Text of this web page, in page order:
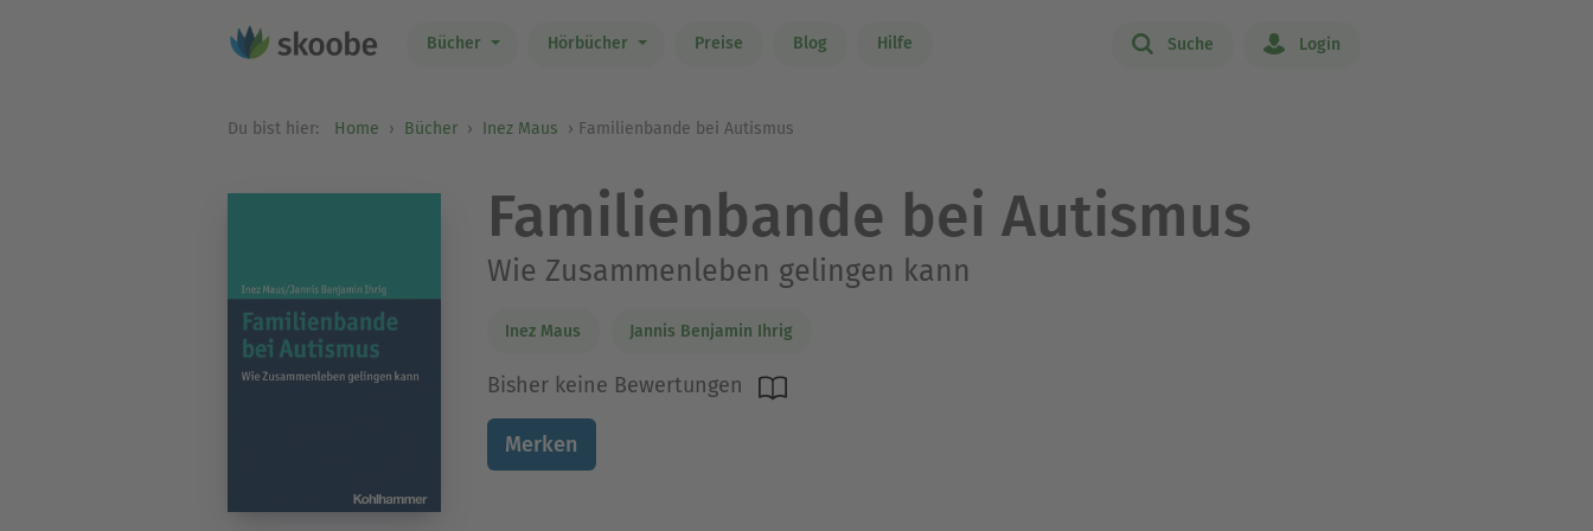
Bücher Hörbücher Preise Blog Hilfe Suche Login
Du bist hier: Home Bücher Inez Maus Familienbande bei Autismus
Familienbande bei Autismus
Wie Zusammenleben gelingen kann
Inez Maus Jannis Benjamin Ihrig
Bisher keine Bewertungen
Merken